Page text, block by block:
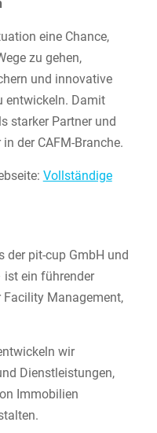
eine Chance,
zu gehen,
und innovative
entwickeln. Damit
starker Partner und
der CAFM-Branche.
Vollständige
der pit-cup GmbH und
ist ein führender
Management,
wir
Dienstleistungen,
Immobilien